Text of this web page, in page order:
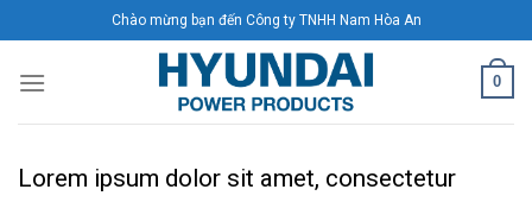
to
content
Chào mừng bạn đến Công ty TNHH Nam Hòa An
0
Lorem ipsum dolor sit amet, consectetur